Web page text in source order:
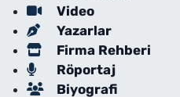
Video
Yazarlar
Firma Rehberi
Röportaj
Biyografi